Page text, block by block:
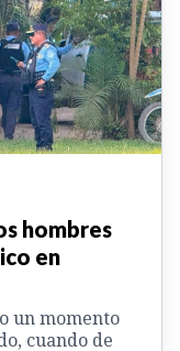
hombres
en
un momento
cuando de